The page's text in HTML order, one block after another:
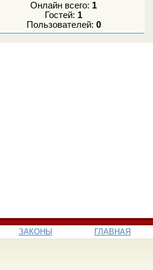
Онлайн всего: 1
Гостей: 1
Пользователей: 0
ЗАКОНЫ ГЛАВНАЯ